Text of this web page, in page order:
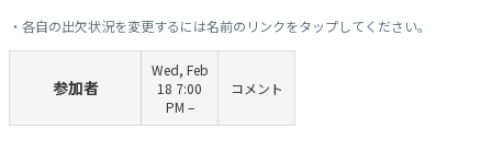
・各自の出欠状況を変更するには名前のリンクをタップしてください。
参加者
Wed, Feb
18 7:00
PM –
コメント